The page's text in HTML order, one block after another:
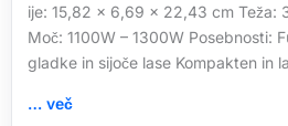
ije: 15,82 x 6,69 x 22,43 cm Teža:
Moč: 1100W – 1300W Posebnosti:
gladke in sijoče lase Kompakten in
… več